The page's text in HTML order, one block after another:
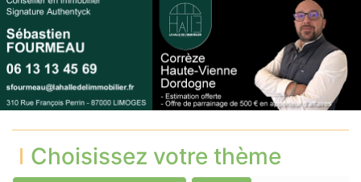
Choisissez votre thème